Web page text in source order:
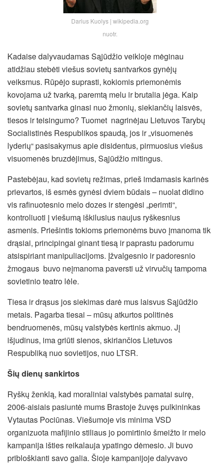
Darius Kuolys | wikipedia.org
nuotr.
Kadaise dalyvaudamas Sąjūdžio veikloje mėginau
atidžiau stebėti viešus sovietų santvarkos gynėjų
veiksmus. Rūpėjo suprasti, kokiomis priemonėmis
kovojama už tvarką, paremtą melu ir brutalia jėga. Kaip
sovietų santvarka ginasi nuo žmonių, siekiančių laisvės,
tiesos ir teisingumo? Tuomet nagrinėjau Lietuvos Tarybų
Socialistinės Respublikos spaudą, jos ir „visuomenės
lyderių“ pasisakymus apie disidentus, pirmuosius viešus
visuomenės bruzdėjimus, Sąjūdžio mitingus.
Pastebėjau, kad sovietų režimas, prieš imdamasis karinės
prievartos, iš esmės gynėsi dviem būdais – nuolat didino
vis rafinuotesnio melo dozes ir stengėsi „perimti“,
kontroliuoti į viešumą iškilusius naujus ryškesnius
asmenis. Priešintis tokioms priemonėms buvo įmanoma tik
drąsiai, principingai ginant tiesą ir paprastu padorumu
atsispiriant manipuliacijoms. Įžvalgesnio ir padoresnio
žmogaus buvo neįmanoma paversti už virvučių tampoma
sovietinio teatro lėle.
Tiesa ir drąsus jos siekimas darė mus laisvus Sąjūdžio
metais. Pagarba tiesai – mūsų atkurtos politinės
bendruomenės, mūsų valstybės kertinis akmuo. Jį
išjudinus, ima griūti sienos, skiriančios Lietuvos
Respubliką nuo sovietijos, nuo LTSR.
Šių dienų sankirtos
Ryškų ženklą, kad moraliniai valstybės pamatai suirę,
2006-aisiais pasiuntė mums Brastoje žuvęs pulkininkas
Vytautas Pociūnas. Viešumoje vis minima VSD
organizuota mafijinio stiliaus jo pomirtinio šmeižto ir melo
kampanija išties reikalauja ypatingo dėmesio. Ji buvo
pribloškianti savo galia. Šioje kampanijoje dalyvavo